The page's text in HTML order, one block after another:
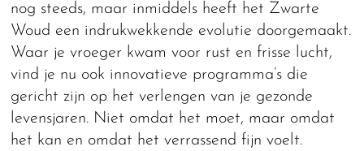
nog steeds, maar inmiddels heeft het Zwarte
Woud een indrukwekkende evolutie doorgemaakt.
Waar je vroeger kwam voor rust en frisse lucht,
vind je nu ook innovatieve programma’s die
gericht zijn op het verlengen van je gezonde
levensjaren. Niet omdat het moet, maar omdat
het kan en omdat het verrassend fijn voelt.